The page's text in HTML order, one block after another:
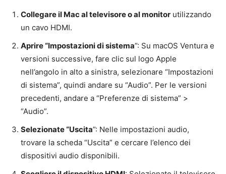
Collegare il Mac al televisore o al monitor utilizzando
un cavo HDMI.
Aprire “Impostazioni di sistema”: Su macOS Ventura e
versioni successive, fare clic sul logo Apple
nell’angolo in alto a sinistra, selezionare “Impostazioni
di sistema”, quindi andare su “Audio”. Per le versioni
precedenti, andare a “Preferenze di sistema” >
“Audio”.
Selezionate “Uscita”: Nelle impostazioni audio,
trovare la scheda “Uscita” e cercare l’elenco dei
dispositivi audio disponibili.